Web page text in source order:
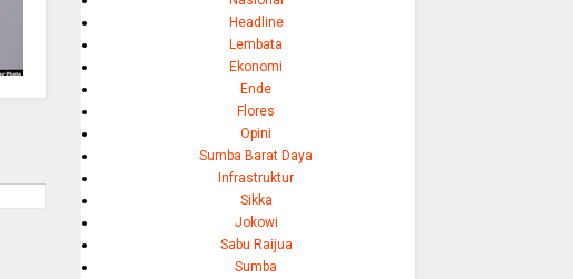
Headline
Lembata
Ekonomi
Ende
Flores
Opini
Sumba Barat Daya
Infrastruktur
Sikka
Jokowi
Sabu Raijua
Sumba